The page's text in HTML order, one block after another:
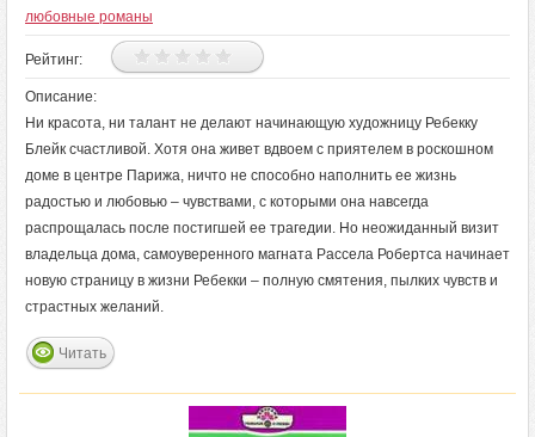
любовные романы
Рейтинг:
Описание:
Ни красота, ни талант не делают начинающую художницу Ребекку
Блейк счастливой. Хотя она живет вдвоем с приятелем в роскошном
доме в центре Парижа, ничто не способно наполнить ее жизнь
радостью и любовью – чувствами, с которыми она навсегда
распрощалась после постигшей ее трагедии. Но неожиданный визит
владельца дома, самоуверенного магната Рассела Робертса начинает
новую страницу в жизни Ребекки – полную смятения, пылких чувств и
страстных желаний.
Читать